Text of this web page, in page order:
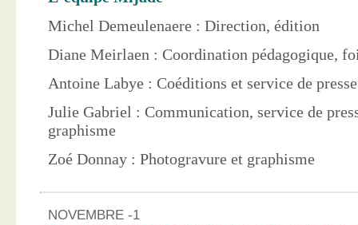
Michel Demeulenaere : Direction, édition
Diane Meirlaen : Coordination pédagogique,
Antoine Labye : Coéditions et service de
Julie Gabriel : Communication, service de
graphisme
Zoé Donnay : Photogravure et graphisme
NOVEMBRE -1